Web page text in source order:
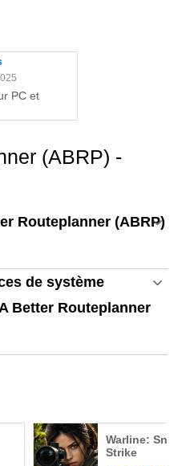
PC et
(ABRP) -
Routeplanner (ABRP)
de système
Better Routeplanner
Warline:
Strike